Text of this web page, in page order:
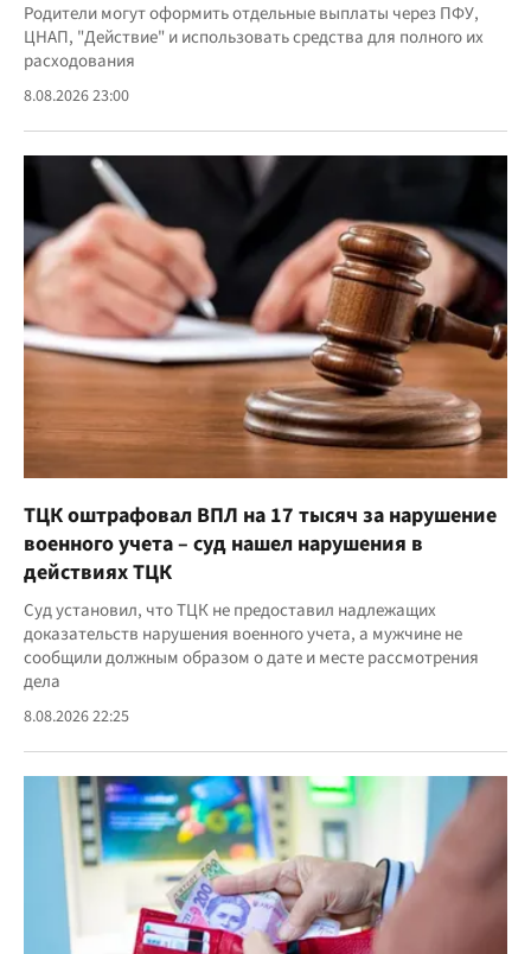
Родители могут оформить отдельные выплаты через ПФУ,
ЦНАП, "Действие" и использовать средства для полного их
расходования
8.08.2026 23:00
ТЦК оштрафовал ВПЛ на 17 тысяч за нарушение
военного учета – суд нашел нарушения в
действиях ТЦК
Суд установил, что ТЦК не предоставил надлежащих
доказательств нарушения военного учета, а мужчине не
сообщили должным образом о дате и месте рассмотрения
дела
8.08.2026 22:25